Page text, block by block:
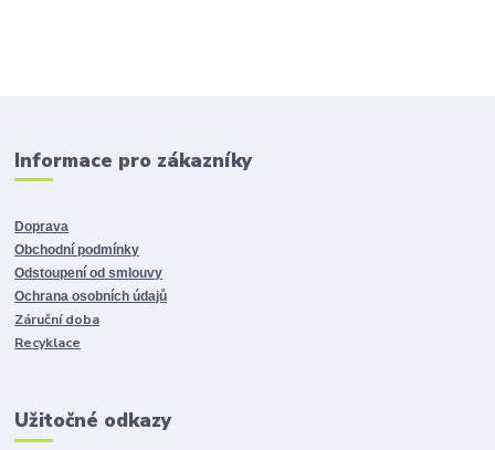
Informace pro zákazníky
Doprava
Obchodní podmínky
Odstoupení od smlouvy
Ochrana osobních údajů
Záruční doba
Recyklace
Užitočné odkazy